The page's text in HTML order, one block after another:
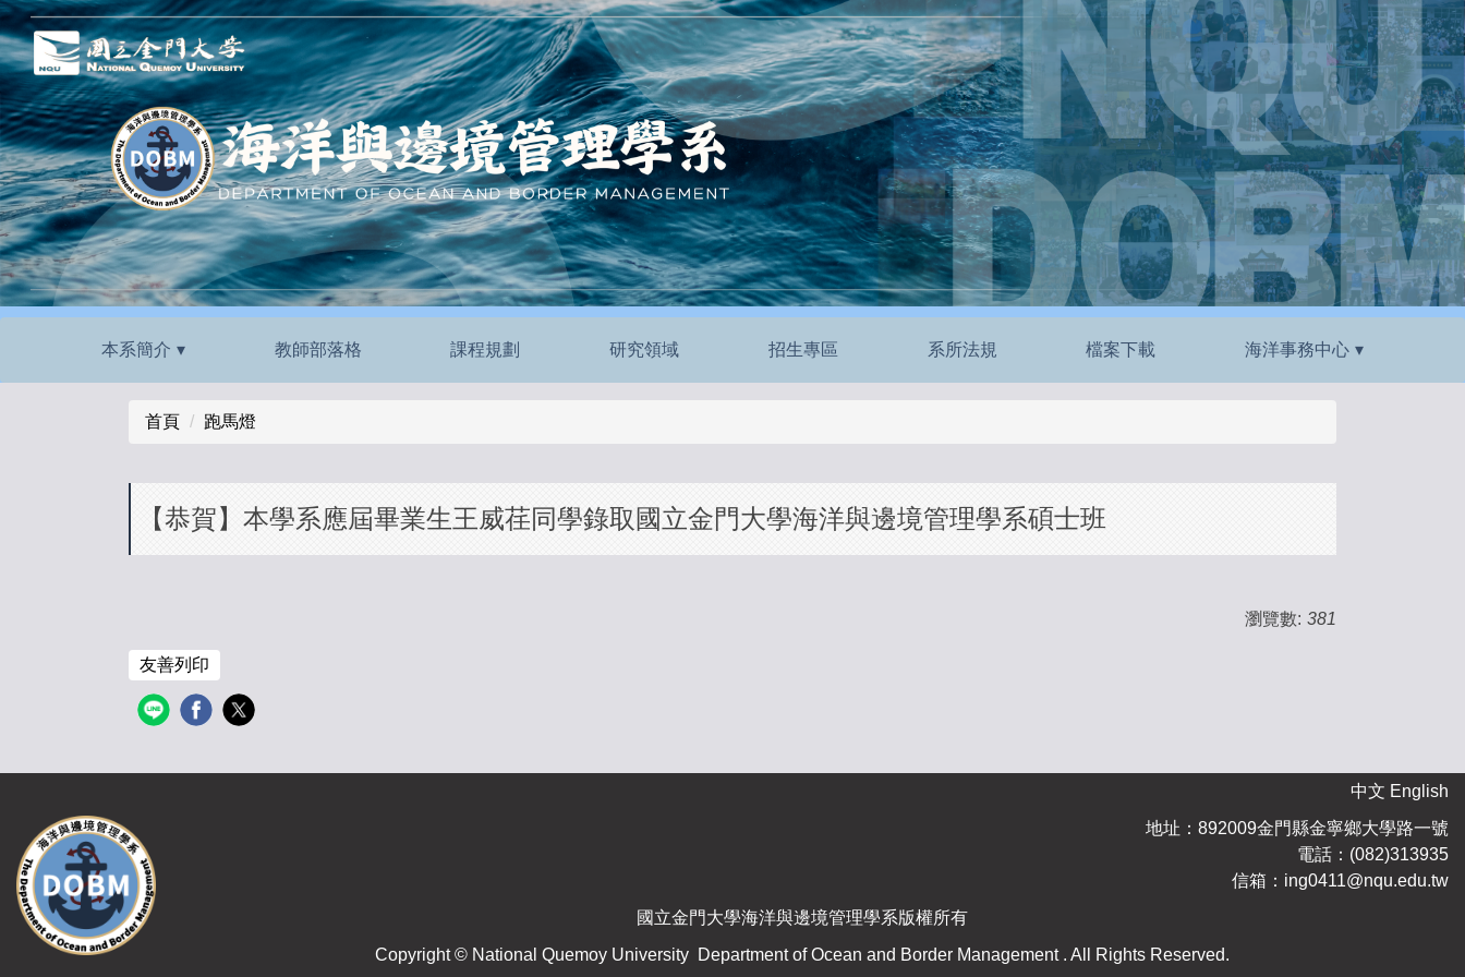
跳
到
主
要
內
容
區
本系簡介 教師部落格 課程規劃 研究領域 招生專區 系所法規 檔案下載 海洋事務中心
首頁 跑馬燈
【恭賀】本學系應屆畢業生王威荏同學錄取國立金門大學海洋與邊境管理學系碩士班
瀏覽數: 381
友善列印
中文 English
地址：892009金門縣金寧鄉大學路一號
電話：(082)313935
信箱：ing0411@nqu.edu.tw
國立金門大學海洋與邊境管理學系版權所有
.Copyright © National Quemoy University Department of Ocean and Border Management . All Rights Reserved